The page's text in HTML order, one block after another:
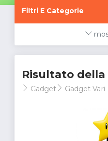
Filtri E Categorie
Risultato della
Gadget Gadget Vari